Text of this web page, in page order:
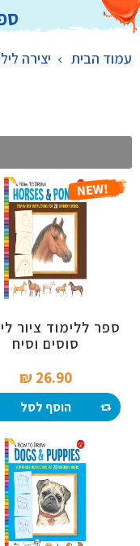
עמוד הבית יצירה
ספר ללימוד ציור
סוסים וסיח
26.90 ₪‎
הוסף לסל